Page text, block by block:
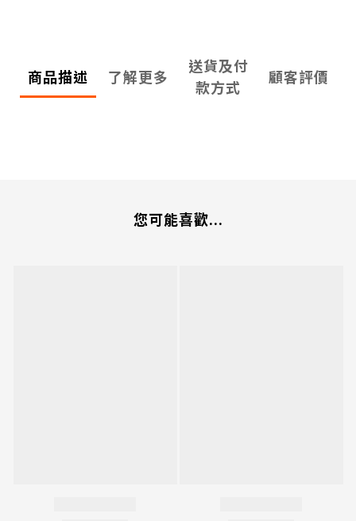
商品描述 了解更多
送貨及付
款方式
顧客評價
您可能喜歡...